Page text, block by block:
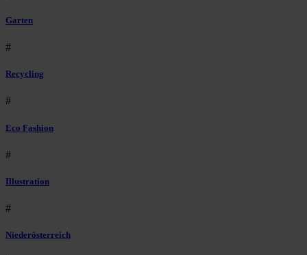
Garten
#
Recycling
#
Eco Fashion
#
Illustration
#
Niederösterreich